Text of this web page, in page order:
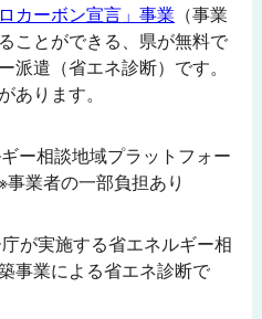
カーボン宣言」事業 （事業
ことができる、県が無料で
派遣（省エネ診断）です。
あります。
談地域プラットフォー
業者の一部負担あり
施する省エネルギー相
事業による省エネ診断で